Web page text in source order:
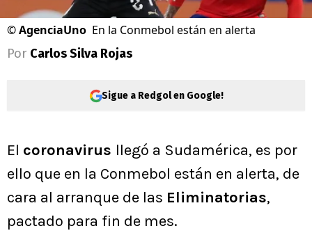
©AgenciaUno En la Conmebol están en alerta
Por Carlos Silva Rojas
Sigue a Redgol en Google!
El coronavirus llegó a Sudamérica, es por
ello que en la Conmebol están en alerta, de
cara al arranque de las Eliminatorias,
pactado para fin de mes.